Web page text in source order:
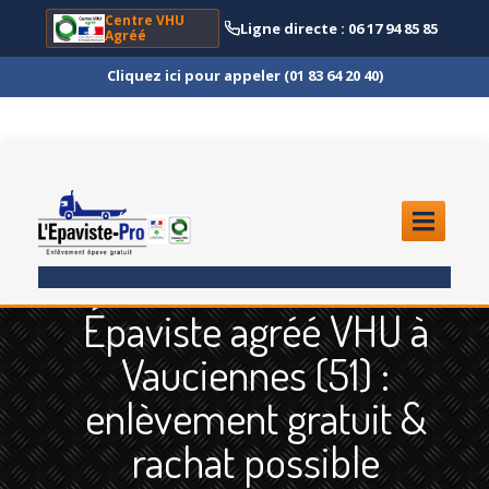
Centre VHU
Agréé
Ligne directe : 06 17 94 85 85
Cliquez ici pour appeler (01 83 64 20 40)
ENLÈVEMENTÉPAVE
Quoi ?
Scooteret Moto
Camion et Poids Lourd
Épaviste agréé VHU à
Vauciennes (51) :
enlèvement gratuit &
rachat possible